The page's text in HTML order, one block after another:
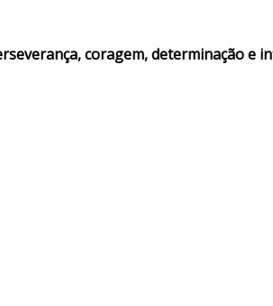
coragem, determinação e